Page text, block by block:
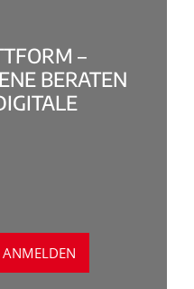
–
BERATEN
ANMELDEN